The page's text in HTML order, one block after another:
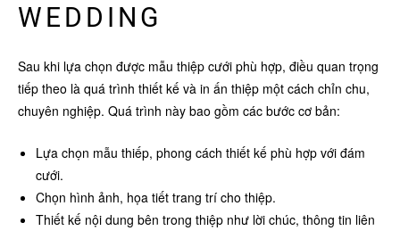
WEDDING
Sau khi lựa chọn được mẫu thiệp cưới phù hợp, điều quan trọng
tiếp theo là quá trình thiết kế và in ấn thiệp một cách chỉn chu,
chuyên nghiệp. Quá trình này bao gồm các bước cơ bản:
Lựa chọn mẫu thiếp, phong cách thiết kế phù hợp với đám
cưới.
Chọn hình ảnh, họa tiết trang trí cho thiệp.
Thiết kế nội dung bên trong thiệp như lời chúc, thông tin liên